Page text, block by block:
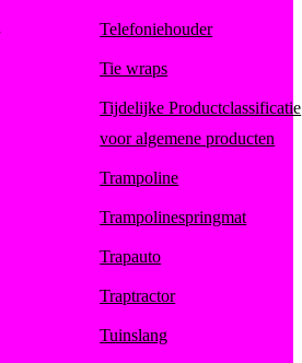
Telefoniehouder
Tie wraps
Tijdelijke Productclassificatie
voor algemene producten
Trampoline
Trampolinespringmat
Trapauto
Traptractor
Tuinslang